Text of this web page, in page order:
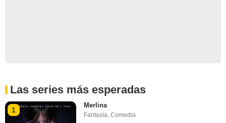
Las series más esperadas
1
Merlina
Fantasía,Comedia